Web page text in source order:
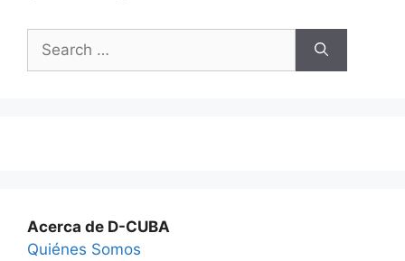
for:
Acerca de D-CUBA
Quiénes Somos